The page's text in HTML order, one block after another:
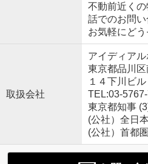
不動前近く
話でのお問
お気軽にどう
取扱会社
アイディア
東京都品川
１４下川ビ
TEL:03-
東京都知事
(公社）全日
(公社）首都